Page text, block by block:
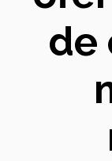
de